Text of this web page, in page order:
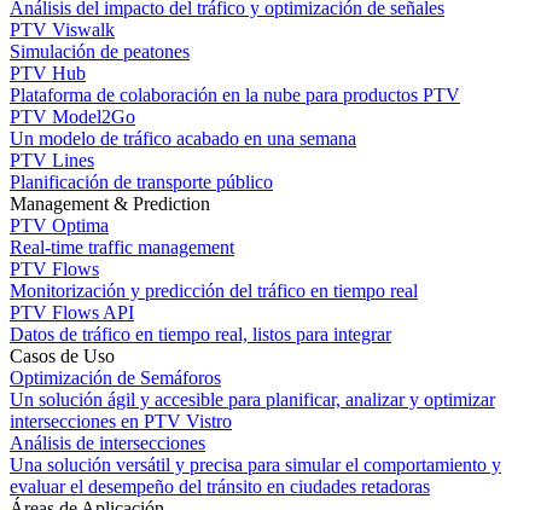
Análisis del impacto del tráfico y optimización de señales
PTV Viswalk
Simulación de peatones
PTV Hub
Plataforma de colaboración en la nube para productos PTV
PTV Model2Go
Un modelo de tráfico acabado en una semana
PTV Lines
Planificación de transporte público
Management & Prediction
PTV Optima
Real-time traffic management
PTV Flows
Monitorización y predicción del tráfico en tiempo real
PTV Flows API
Datos de tráfico en tiempo real, listos para integrar
Casos de Uso
Optimización de Semáforos
Un solución ágil y accesible para planificar, analizar y optimizar
intersecciones en PTV Vistro
Análisis de intersecciones
Una solución versátil y precisa para simular el comportamiento y
evaluar el desempeño del tránsito en ciudades retadoras